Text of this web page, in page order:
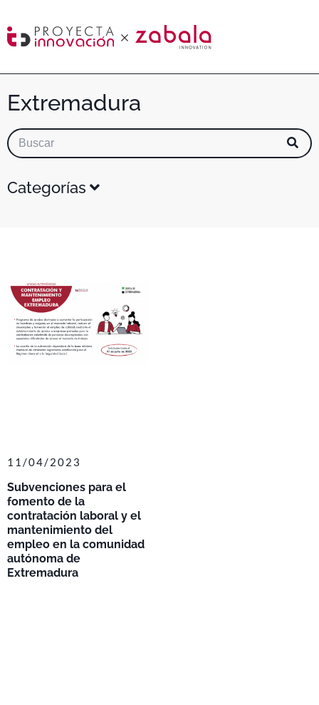
Extremadura
Categorías
Subvenciones para el
fomento de la
contratación laboral y el
mantenimiento del
empleo en la comunidad
autónoma de
Extremadura
11/04/2023